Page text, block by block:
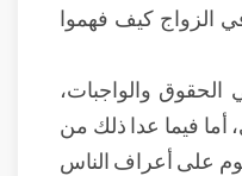
الزواج كيف فهموا
والواجبات،
أما فيما عدا ذلك من
على أعراف الناس